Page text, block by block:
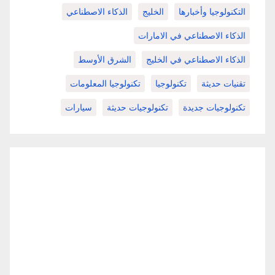
التكنولوجيا وأخبارها الخليج الذكاء الاصطناعي
الذكاء الاصطناعي في الامارات
الذكاء الاصطناعي في الخليج الشرق الأوسط
تقنيات حديثة تكنولوجيا تكنولوجيا المعلومات
تكنولوجيات جديدة تكنولوجيات حديثة سيارات